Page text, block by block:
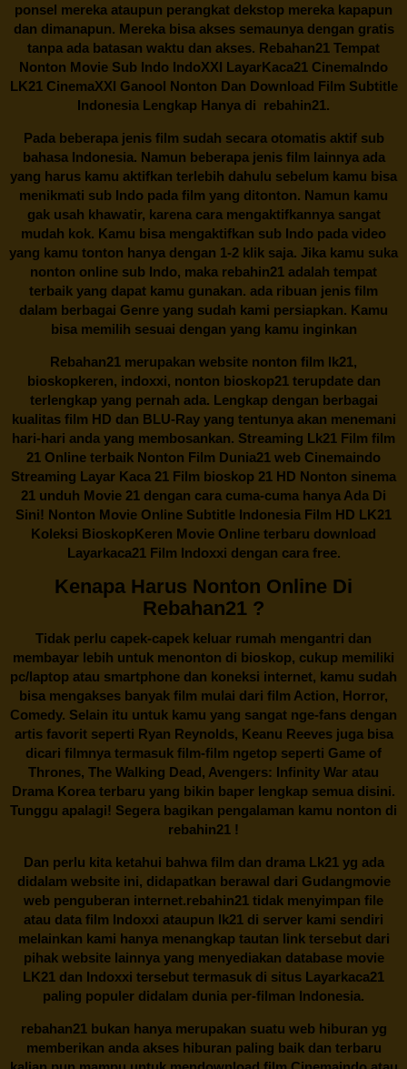
ponsel mereka ataupun perangkat dekstop mereka kapapun
dan dimanapun. Mereka bisa akses semaunya dengan gratis
tanpa ada batasan waktu dan akses. Rebahan21 Tempat
Nonton Movie Sub Indo IndoXXI LayarKaca21 CinemaIndo
LK21 CinemaXXI Ganool Nonton Dan Download Film Subtitle
Indonesia Lengkap Hanya di rebahin21.
Pada beberapa jenis film sudah secara otomatis aktif sub
bahasa Indonesia. Namun beberapa jenis film lainnya ada
yang harus kamu aktifkan terlebih dahulu sebelum kamu bisa
menikmati sub Indo pada film yang ditonton. Namun kamu
gak usah khawatir, karena cara mengaktifkannya sangat
mudah kok. Kamu bisa mengaktifkan sub Indo pada video
yang kamu tonton hanya dengan 1-2 klik saja. Jika kamu suka
nonton online sub Indo, maka rebahin21 adalah tempat
terbaik yang dapat kamu gunakan. ada ribuan jenis film
dalam berbagai Genre yang sudah kami persiapkan. Kamu
bisa memilih sesuai dengan yang kamu inginkan
Rebahan21 merupakan website nonton film lk21,
bioskopkeren, indoxxi, nonton bioskop21 terupdate dan
terlengkap yang pernah ada. Lengkap dengan berbagai
kualitas film HD dan BLU-Ray yang tentunya akan menemani
hari-hari anda yang membosankan. Streaming Lk21 Film film
21 Online terbaik Nonton Film Dunia21 web Cinemaindo
Streaming Layar Kaca 21 Film bioskop 21 HD Nonton sinema
21 unduh Movie 21 dengan cara cuma-cuma hanya Ada Di
Sini! Nonton Movie Online Subtitle Indonesia Film HD LK21
Koleksi BioskopKeren Movie Online terbaru download
Layarkaca21 Film Indoxxi dengan cara free.
Kenapa Harus Nonton Online Di
Rebahan21 ?
Tidak perlu capek-capek keluar rumah mengantri dan
membayar lebih untuk menonton di bioskop, cukup memiliki
pc/laptop atau smartphone dan koneksi internet, kamu sudah
bisa mengakses banyak film mulai dari film Action, Horror,
Comedy. Selain itu untuk kamu yang sangat nge-fans dengan
artis favorit seperti Ryan Reynolds, Keanu Reeves juga bisa
dicari filmnya termasuk film-film ngetop seperti Game of
Thrones, The Walking Dead, Avengers: Infinity War atau
Drama Korea terbaru yang bikin baper lengkap semua disini.
Tunggu apalagi! Segera bagikan pengalaman kamu nonton di
rebahin21 !
Dan perlu kita ketahui bahwa film dan dramaLk21yg ada
didalam website ini, didapatkan berawal dari Gudangmovie
web penguberan internet.rebahin21 tidak menyimpan file
atau data film Indoxxi ataupun lk21 di server kami sendiri
melainkan kami hanya menangkap tautan link tersebut dari
pihak website lainnya yang menyediakan database movie
LK21 dan Indoxxi tersebut termasuk di situs Layarkaca21
paling populer didalam dunia per-filman Indonesia.
rebahan21bukan hanya merupakan suatu web hiburan yg
memberikan anda akses hiburan paling baik dan terbaru